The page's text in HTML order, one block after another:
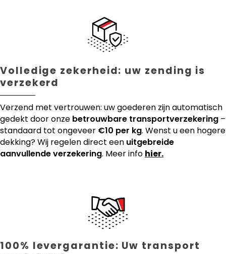
Volledige zekerheid: uw zending is
verzekerd
Verzend met vertrouwen: uw goederen zijn automatisch
gedekt door onze betrouwbare transportverzekering –
standaard tot ongeveer €10 per kg. Wenst u een hogere
dekking? Wij regelen direct een uitgebreide
aanvullende verzekering. Meer info hier.
100% levergarantie: Uw transport